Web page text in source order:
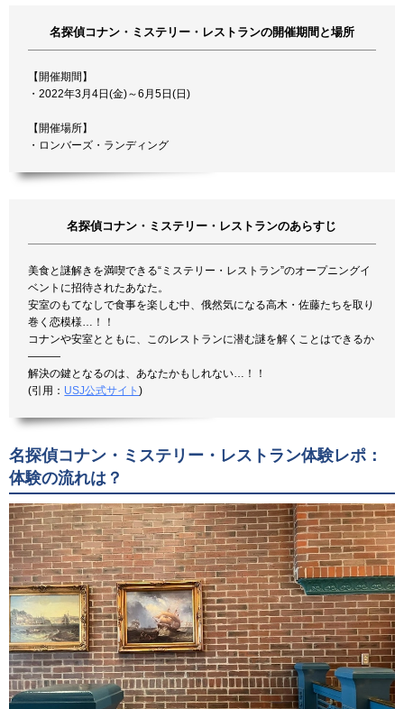
名探偵コナン・ミステリー・レストランの開催期間と場所
【開催期間】
・2022年3月4日(金)～6月5日(日)
【開催場所】
・ロンバーズ・ランディング
名探偵コナン・ミステリー・レストランのあらすじ
美食と謎解きを満喫できる“ミステリー・レストラン”のオープニングイ
ベントに招待されたあなた。
安室のもてなしで食事を楽しむ中、俄然気になる高木・佐藤たちを取り
巻く恋模様…！！
コナンや安室とともに、このレストランに潜む謎を解くことはできるか
―――
解決の鍵となるのは、あなたかもしれない…！！
(引用： USJ公式サイト)
名探偵コナン・ミステリー・レストラン体験レポ：
体験の流れは？